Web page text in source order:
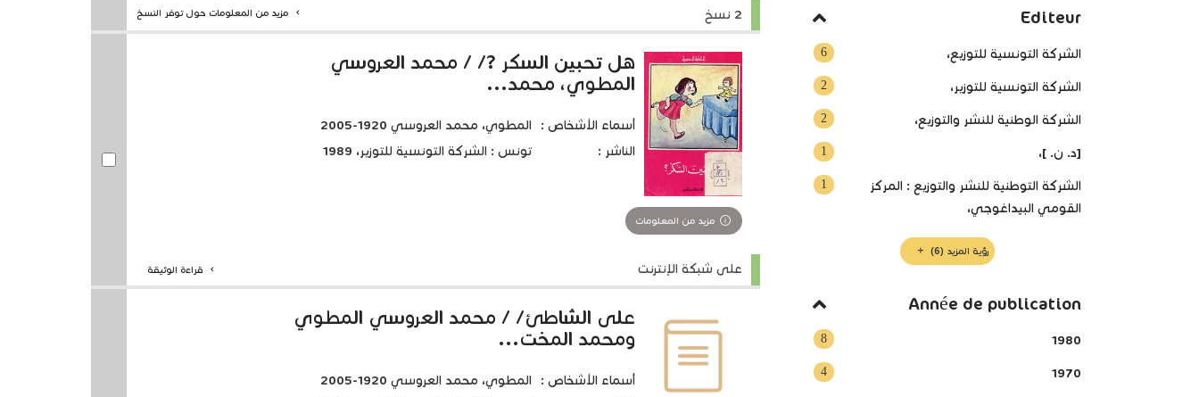
2 نسخ مزيد من المعلومات حول توفر النسخ
هل تحبين السكر ?/ / محمد العروسي
المطوي، محمد...
أسماء الأشخاص :
المطوي، محمد العروسي 1920-2005
الناشر :
تونس : الشركة التونسية للتوزير، 1989
مزيد من المعلومات
على شبكة الإنترنت قراءة الوثيقة
على الشاطئ/ / محمد العروسي المطوي
ومحمد المخت...
أسماء الأشخاص :
المطوي، محمد العروسي 1920-2005
Editeur
6 الشركة التونسية للتوزيع،
2 الشركة التونسية للتوزير،
2 الشركة الوطنية للنشر والتوزيع،
1 [د. ن. ]،
1
الشركة التوطنية للنشر والتوزيع : المركز
القومي البيداغوجي،
رؤية المزيد
Année de publication
8 1980
4 1970